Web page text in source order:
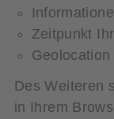
Zeitpunkt
Geolocation
Des Weiteren
in Ihrem